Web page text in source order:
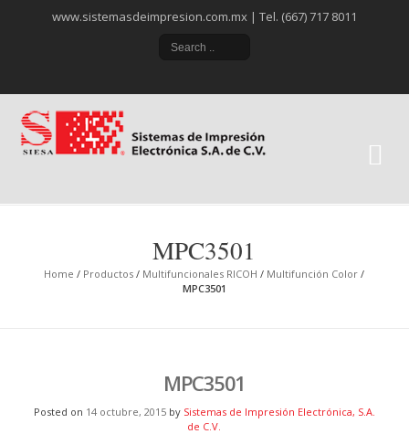
www.sistemasdeimpresion.com.mx | Tel. (667) 717 8011
MPC3501
Home / Productos / Multifuncionales RICOH / Multifunción Color /
MPC3501
MPC3501
Posted on 14 octubre, 2015 by Sistemas de Impresión Electrónica, S.A.
de C.V.